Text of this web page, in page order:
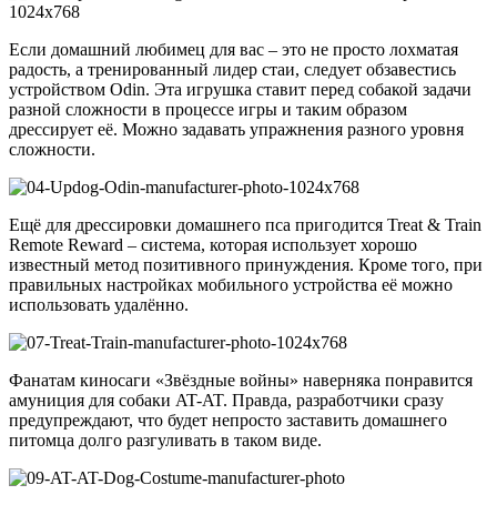
Если домашний любимец для вас – это не просто лохматая
радость, а тренированный лидер стаи, следует обзавестись
устройством Odin. Эта игрушка ставит перед собакой задачи
разной сложности в процессе игры и таким образом
дрессирует её. Можно задавать упражнения разного уровня
сложности.
Ещё для дрессировки домашнего пса пригодится Treat & Train
Remote Reward – система, которая использует хорошо
известный метод позитивного принуждения. Кроме того, при
правильных настройках мобильного устройства её можно
использовать удалённо.
Фанатам киносаги «Звёздные войны» наверняка понравится
амуниция для собаки AT-AT. Правда, разработчики сразу
предупреждают, что будет непросто заставить домашнего
питомца долго разгуливать в таком виде.